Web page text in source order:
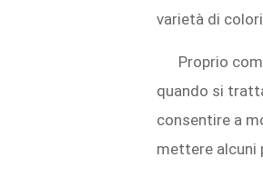
varietà di
Proprio
quando si
consentire a
mettere alcuni